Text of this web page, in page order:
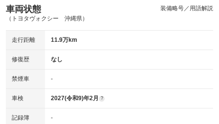
車両状態
（トヨタヴォクシー 沖縄県）
装備略号／用語解説
走行距離 11.9万km
修復歴 なし
禁煙車 -
車検 2027(令和9)年2月 ?
記録簿 -